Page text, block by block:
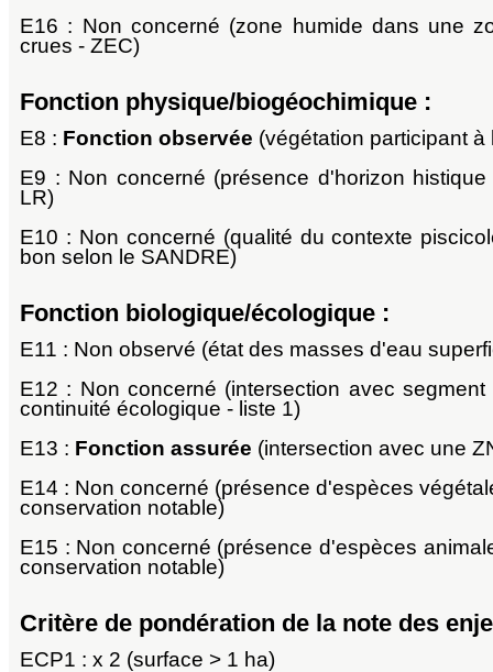
E16 : Non concerné (zone humide dans une
crues - ZEC)
Fonction physique/biogéochimique :
E8 : Fonction observée (végétation participant à
E9 : Non concerné (présence d'horizon
LR)
E10 : Non concerné (qualité du contexte
bon selon le SANDRE)
Fonction biologique/écologique :
E11 : Non observé (état des masses d'eau
E12 : Non concerné (intersection avec
continuité écologique - liste 1)
E13 : Fonction assurée (intersection avec une
E14 : Non concerné (présence d'espèces
conservation notable)
E15 : Non concerné (présence d'espèces
conservation notable)
Critère de pondération de la note des
ECP1 : x 2 (surface > 1 ha)